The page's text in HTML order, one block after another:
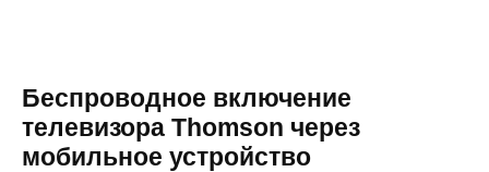
Беспроводное включение
телевизора Thomson через
мобильное устройство